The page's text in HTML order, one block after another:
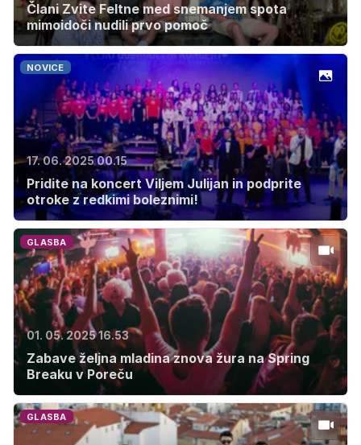
Člani Zvite Feltne med snemanjem spota
mimoidoči nudili prvo pomoč
NOVICE
17. 06. 2025 00.15
Pridite na koncert Viljem Julijan in podprite
otroke z redkimi boleznimi!
GLASBA
01. 05. 2025 16.53
Zabave željna mladina znova žura na Spring
Breaku v Poreču
GLASBA